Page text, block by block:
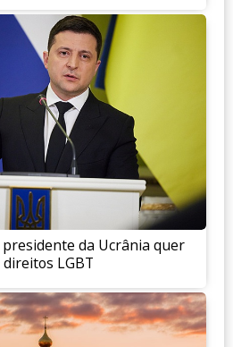
da Ucrânia quer
direitos LGBT